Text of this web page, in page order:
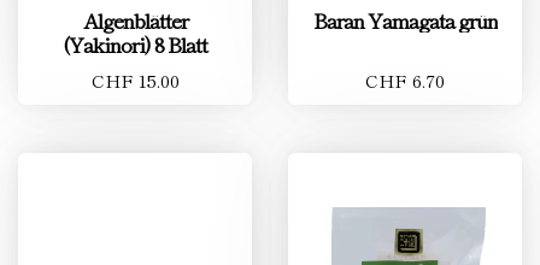
Algenblätter
(Yakinori) 8 Blatt
CHF 15.00
Baran Yamagata grün
CHF 6.70